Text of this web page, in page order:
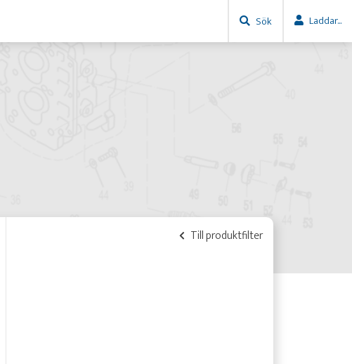
Sök Laddar...
Till produktfilter